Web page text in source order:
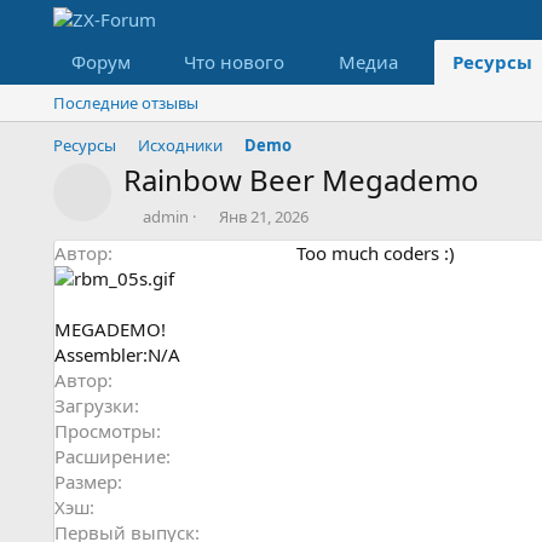
Форум Что нового Медиа Ресурсы
Последние отзывы
Ресурсы
Исходники Demo
Значок ресурса
Rainbow Beer Megademo
А
в
о
admin
Д
а
Янв 21, 2026
Автор Too much coders :)
MEGADEMO!
Assembler:N/A
Автор
Загрузки
Просмотры
Расширение
Размер
Хэш
Первый выпуск